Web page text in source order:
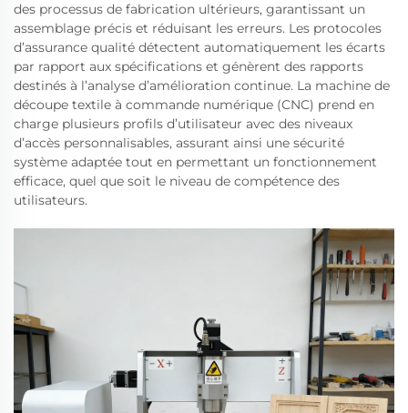
des processus de fabrication ultérieurs, garantissant un
assemblage précis et réduisant les erreurs. Les protocoles
d’assurance qualité détectent automatiquement les écarts
par rapport aux spécifications et génèrent des rapports
destinés à l’analyse d’amélioration continue. La machine de
découpe textile à commande numérique (CNC) prend en
charge plusieurs profils d’utilisateur avec des niveaux
d’accès personnalisables, assurant ainsi une sécurité
système adaptée tout en permettant un fonctionnement
efficace, quel que soit le niveau de compétence des
utilisateurs.